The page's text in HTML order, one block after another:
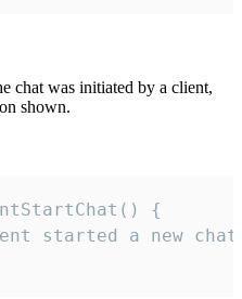
chat was initiated by a client,
shown.
{
started a new